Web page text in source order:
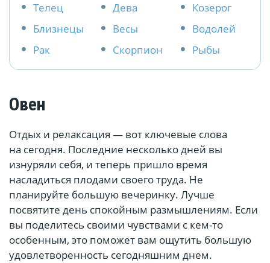
Телец
Близнецы
Рак
Дева
Весы
Скорпион
Козерог
Водолей
Рыбы
Овен
Отдых и релаксация — вот ключевые слова
на сегодня. Последние несколько дней вы
изнуряли себя, и теперь пришло время
насладиться плодами своего труда. Не
планируйте большую вечеринку. Лучше
посвятите день спокойным размышлениям. Если
вы поделитесь своими чувствами с кем-то
особенным, это поможет вам ощутить большую
удовлетворенность сегодняшним днем.